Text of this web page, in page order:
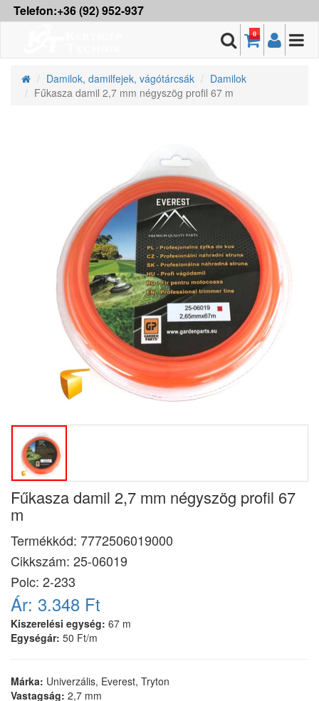
Telefon:+36 (92) 952-937
0
Damilok, damilfejek, vágótárcsák
Damilok
Fűkasza damil 2,7 mm négyszög profil 67 m
Fűkasza damil 2,7 mm négyszög profil 67
m
Termékkód: 7772506019000
Cikkszám: 25-06019
Polc: 2-233
Ár: 3.348 Ft
Kiszerelési egység: 67 m
Egységár: 50 Ft/m
Márka: Univerzális, Everest, Tryton
Vastagság: 2,7 mm